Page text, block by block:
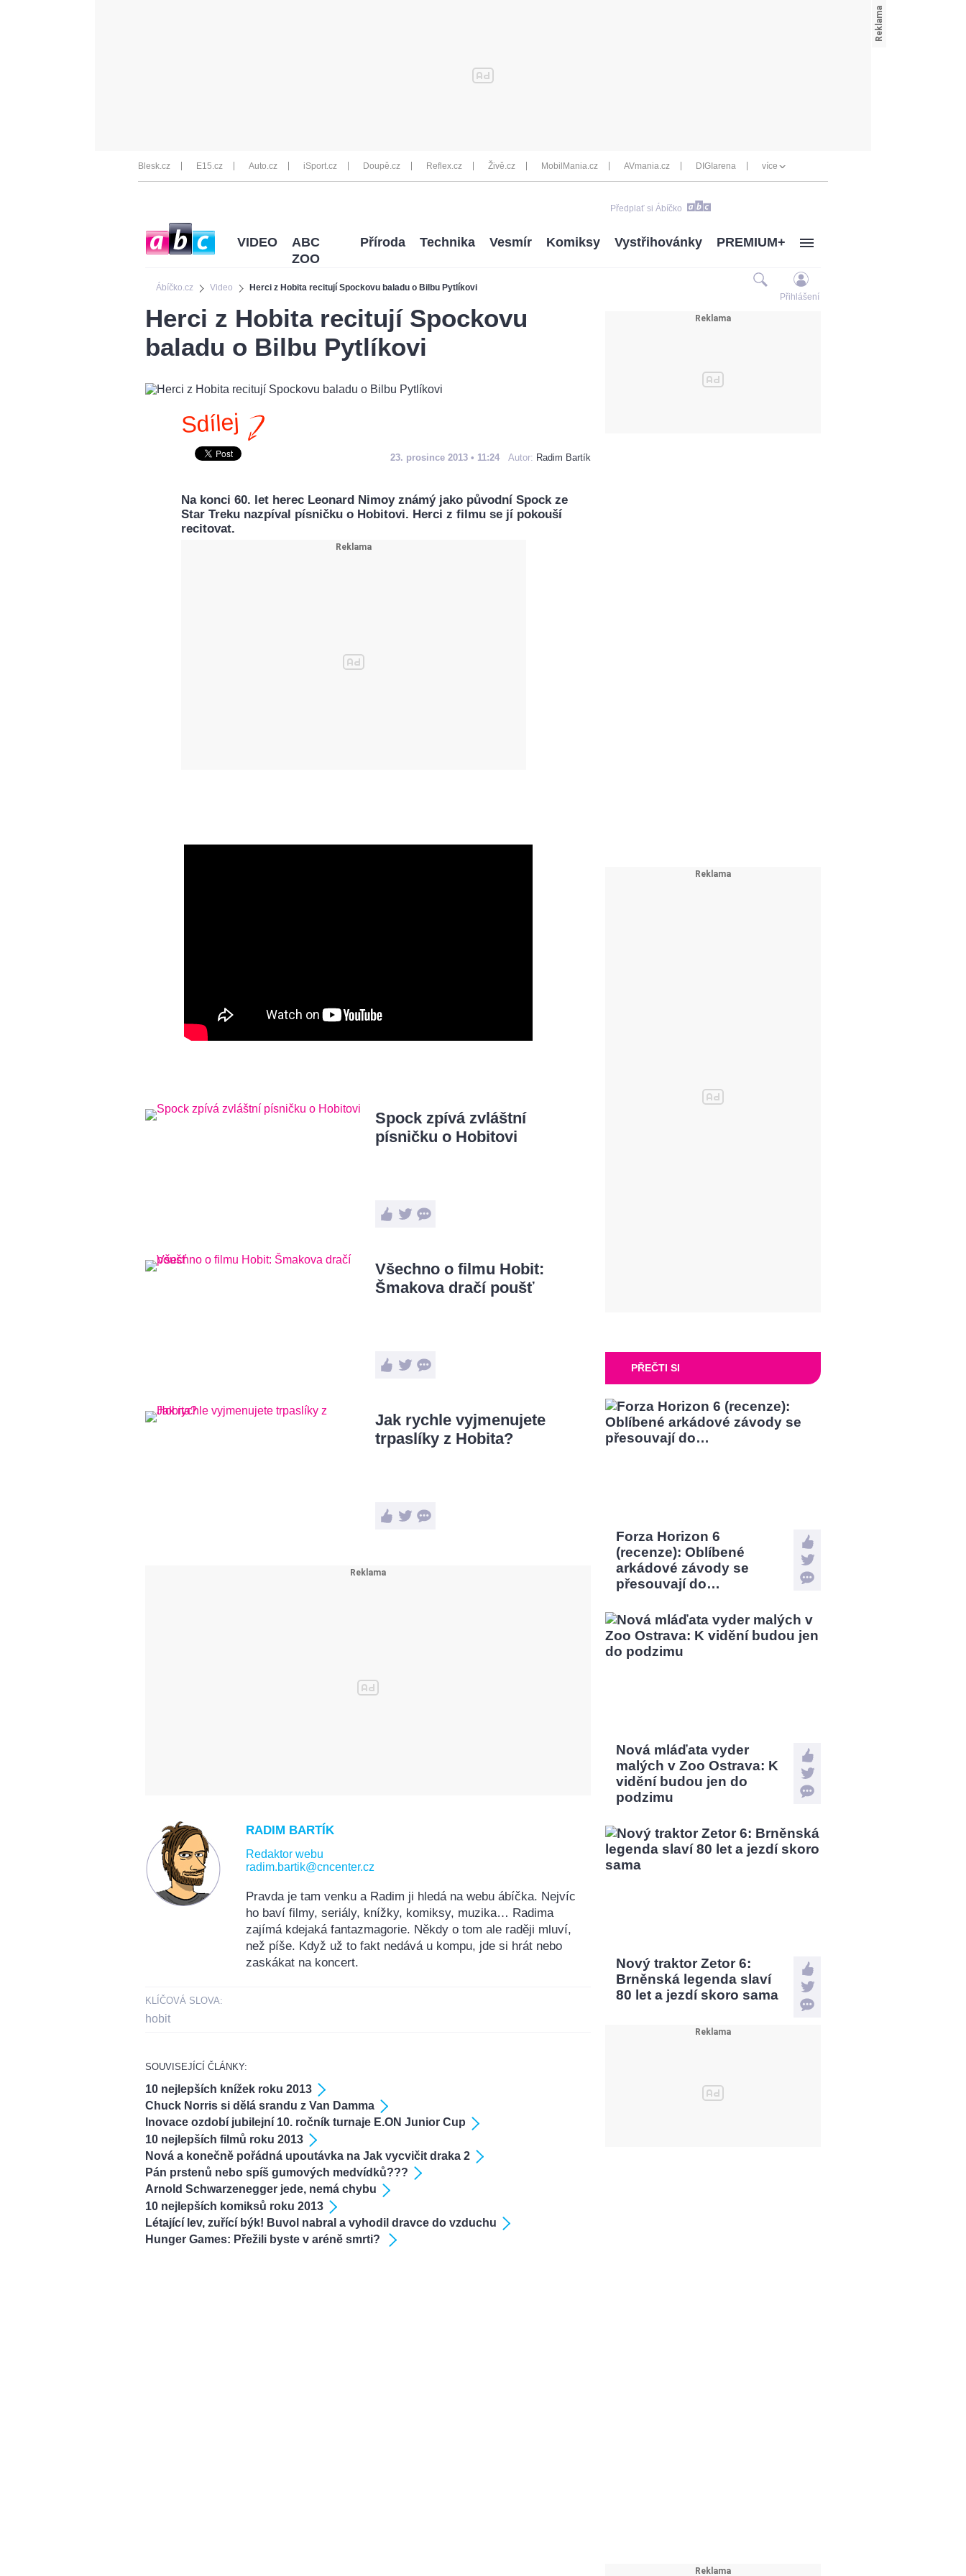
Blesk.cz E15.cz Auto.cz iSport.cz Doupě.cz Reflex.cz Živě.cz MobilMania.cz AVmania.cz DIGIarena více
Předplať si Ábíčko
Ábíčko.cz Video Herci z Hobita recitují Spockovu baladu o Bilbu Pytlíkovi
VIDEO
ABC
ZOO
Příroda Technika Vesmír Komiksy Vystřihovánky PREMIUM+
Přihlášení
Herci z Hobita recitují Spockovu
baladu o Bilbu Pytlíkovi
Sdílej
23. prosince 2013 • 11:24 Autor: Radim Bartík
Na konci 60. let herec Leonard Nimoy známý jako původní Spock ze
Star Treku nazpíval písničku o Hobitovi. Herci z filmu se jí pokouší
recitovat.
Spock zpívá zvláštní
písničku o Hobitovi
Všechno o filmu Hobit:
Šmakova dračí poušť
Jak rychle vyjmenujete
trpaslíky z Hobita?
RADIM BARTÍK
Redaktor webu
radim.bartik@cncenter.cz
Pravda je tam venku a Radim ji hledá na webu ábíčka. Nejvíc
ho baví filmy, seriály, knížky, komiksy, muzika… Radima
zajímá kdejaká fantazmagorie. Někdy o tom ale raději mluví,
než píše. Když už to fakt nedává u kompu, jde si hrát nebo
zaskákat na koncert.
KLÍČOVÁ SLOVA:
hobit
SOUVISEJÍCÍ ČLÁNKY:
10 nejlepších knížek roku 2013
Chuck Norris si dělá srandu z Van Damma
Inovace ozdobí jubilejní 10. ročník turnaje E.ON Junior Cup
10 nejlepších filmů roku 2013
Nová a konečně pořádná upoutávka na Jak vycvičit draka 2
Pán prstenů nebo spíš gumových medvídků???
Arnold Schwarzenegger jede, nemá chybu
10 nejlepších komiksů roku 2013
Létající lev, zuřící býk! Buvol nabral a vyhodil dravce do vzduchu
Hunger Games: Přežili byste v aréně smrti?
PŘEČTI SI
Forza Horizon 6
(recenze): Oblíbené
arkádové závody se
přesouvají do…
Nová mláďata vyder
malých v Zoo Ostrava: K
vidění budou jen do
podzimu
Nový traktor Zetor 6:
Brněnská legenda slaví
80 let a jezdí skoro sama